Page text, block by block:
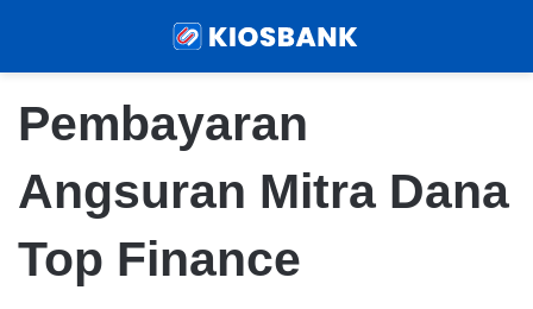
Pembayaran
Angsuran Mitra Dana
Top Finance